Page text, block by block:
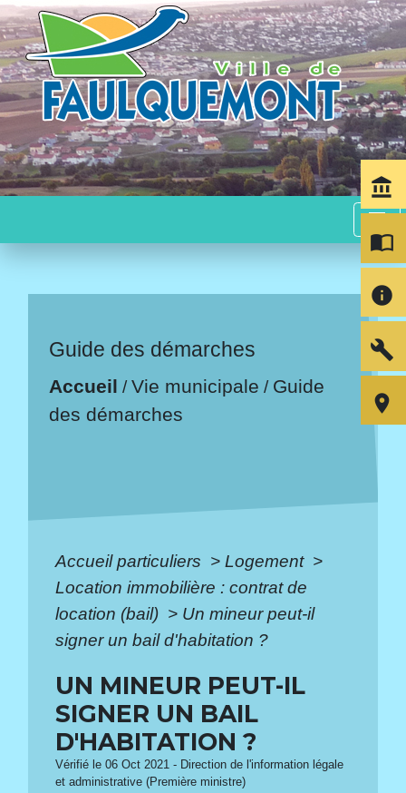
menu
Guide des démarches
Accueil /Vie municipale / Guide
des démarches
Accueil particuliers > Logement >
Location immobilière : contrat de
location (bail) > Un mineur peut-il
signer un bail d'habitation ?
UN MINEUR PEUT-IL
SIGNER UN BAIL
D'HABITATION ?
Vérifié le 06 Oct 2021 - Direction de l'information légale
et administrative (Première ministre)
account_balance
import_contacts
info
build
room